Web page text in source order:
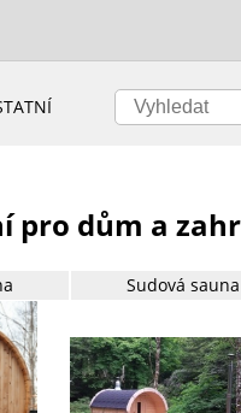
pro dům a
Sudová sauna